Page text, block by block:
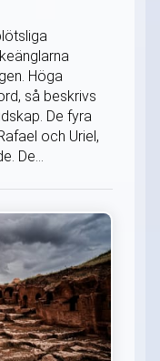
Höga
så beskrivs
De fyra
och Uriel,
De...